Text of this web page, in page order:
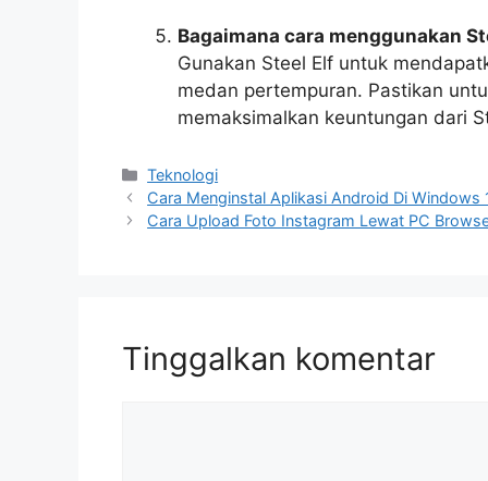
Bagaimana cara menggunakan
Gunakan Steel Elf untuk
medan pertempuran. Pastikan
memaksimalkan keuntungan dari
Kategori
Teknologi
Cara Menginstal Aplikasi Android Di Windows
Cara Upload Foto Instagram Lewat PC
Tinggalkan komentar